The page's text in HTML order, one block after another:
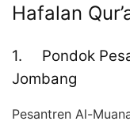
Hafalan
1. Pondok
Jombang
Pesantren Al-